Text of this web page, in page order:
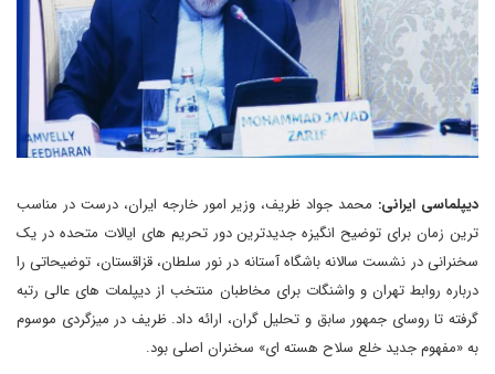
دیپلماسی ایرانی: محمد جواد ظریف، وزیر امور خارجه ایران، درست در مناسب
ترین زمان برای توضیح انگیزه جدیدترین دور تحریم های ایالات متحده در یک
سخنرانی در نشست سالانه باشگاه آستانه در نور سلطان، قزاقستان، توضیحاتی را
درباره روابط تهران و واشنگات برای مخاطبان منتخب از دیپلمات های عالی رتبه
گرفته تا روسای جمهور سابق و تحلیل گران، ارائه داد. ظریف در میزگردی موسوم
به «مفهوم جدید خلع سلاح هسته ای» سخنران اصلی بود.